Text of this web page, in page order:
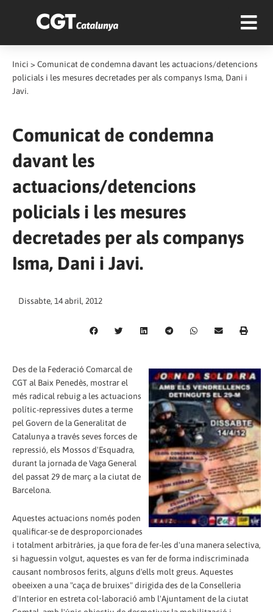
Inici > Comunicat de condemna davant les actuacions/detencions
policials i les mesures decretades per als companys Isma, Dani i
Javi.
Comunicat de condemna
davant les
actuacions/detencions
policials i les mesures
decretades per als companys
Isma, Dani i Javi.
Dissabte, 14 abril, 2012
Des de la Federació Comarcal de
CGT al Baix Penedès, mostrar el
més radical rebuig a les actuacions
polític-repressives dutes a terme
pel Govern de la Generalitat de
Catalunya a través seves forces de
repressió, els Mossos d'Esquadra,
durant la jornada de Vaga General
del passat 29 de març a la ciutat de
Barcelona.
Aquestes actuacions només poden
qualificar-se de desproporcionades
i totalment arbitràries, ja que fora de fer-les d'una manera selectiva,
si haguessin volgut, aquestes es van fer de forma indiscriminada
causant nombrosos ferits, alguns d'ells molt greus. Aquestes
obeeixen a una "caça de bruixes" dirigida des de la Conselleria
d'Interior en estreta col•laboració amb l'Ajuntament de la ciutat